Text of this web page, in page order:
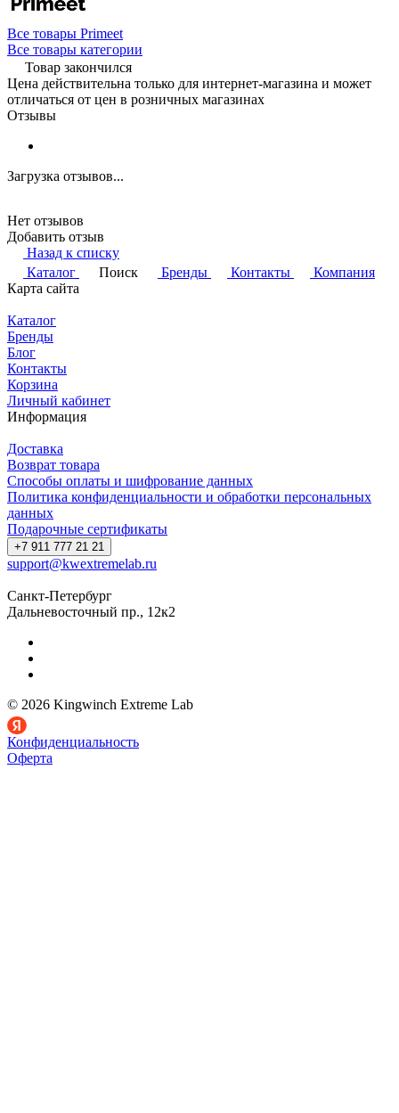
Все товары Primeet
Все товары категории
Товар закончился
Цена действительна только для интернет-магазина и может
отличаться от цен в розничных магазинах
Отзывы
Загрузка отзывов...
Нет отзывов
Добавить отзыв
Назад к списку
Каталог
Поиск Бренды Контакты
Компания
Карта сайта
Каталог
Бренды
Блог
Контакты
Корзина
Личный кабинет
Информация
Доставка
Возврат товара
Способы оплаты и шифрование данных
Политика конфиденциальности и обработки персональных
данных
Подарочные сертификаты
+7 911 777 21 21
support@kwextremelab.ru
Санкт-Петербург
Дальневосточный пр., 12к2
© 2026 Kingwinch Extreme Lab
Конфиденциальность
Оферта